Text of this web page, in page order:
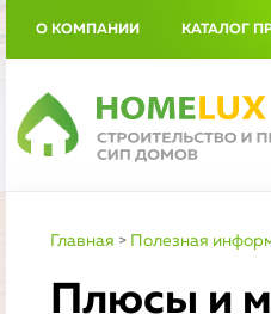
О КОМПАНИИ КАТАЛОГ
Главная > Полезная
Плюсы и